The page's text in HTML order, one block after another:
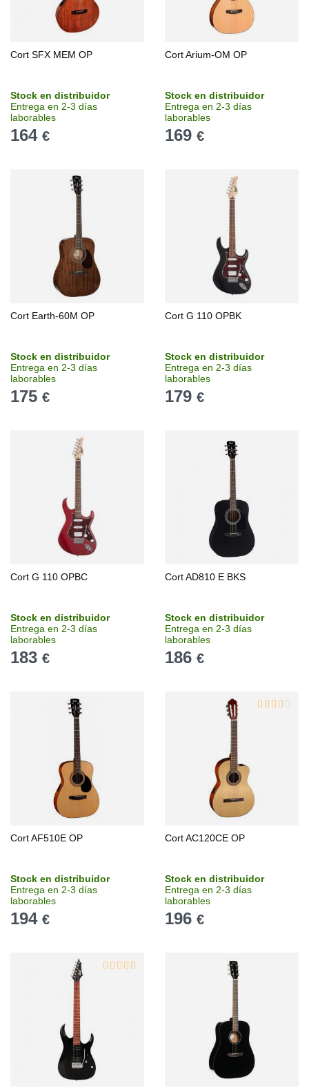
Cort SFX MEM OP
Stock en distribuidor
Entrega en 2-3 días
laborables
164 €
Cort Arium-OM OP
Stock en distribuidor
Entrega en 2-3 días
laborables
169 €
Cort Earth-60M OP
Stock en distribuidor
Entrega en 2-3 días
laborables
175 €
Cort G 110 OPBK
Stock en distribuidor
Entrega en 2-3 días
laborables
179 €
Cort G 110 OPBC
Stock en distribuidor
Entrega en 2-3 días
laborables
183 €
Cort AD810 E BKS
Stock en distribuidor
Entrega en 2-3 días
laborables
186 €
Cort AF510E OP
Stock en distribuidor
Entrega en 2-3 días
laborables
194 €
Cort AC120CE OP
Stock en distribuidor
Entrega en 2-3 días
laborables
196 €